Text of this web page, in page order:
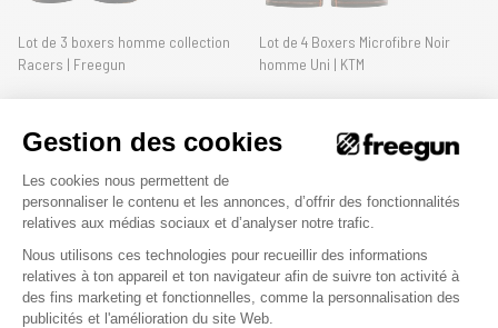
Lot de 3 boxers homme collection
Racers | Freegun
Lot de 4 Boxers Microfibre Noir
homme Uni | KTM
23avis
Nouveautés Nouveautés
Gestion des cookies
Plateforme de Gestion du
Les cookies nous permettent de
personnaliser le contenu et les annonces, d’offrir des fonctionnalités
relatives aux médias sociaux et d’analyser notre trafic.
Nous utilisons ces technologies pour recueillir des informations
relatives à ton appareil et ton navigateur afin de suivre ton activité à
des fins marketing et fonctionnelles, comme la personnalisation des
publicités et l'amélioration du site Web.
Axeptio consent